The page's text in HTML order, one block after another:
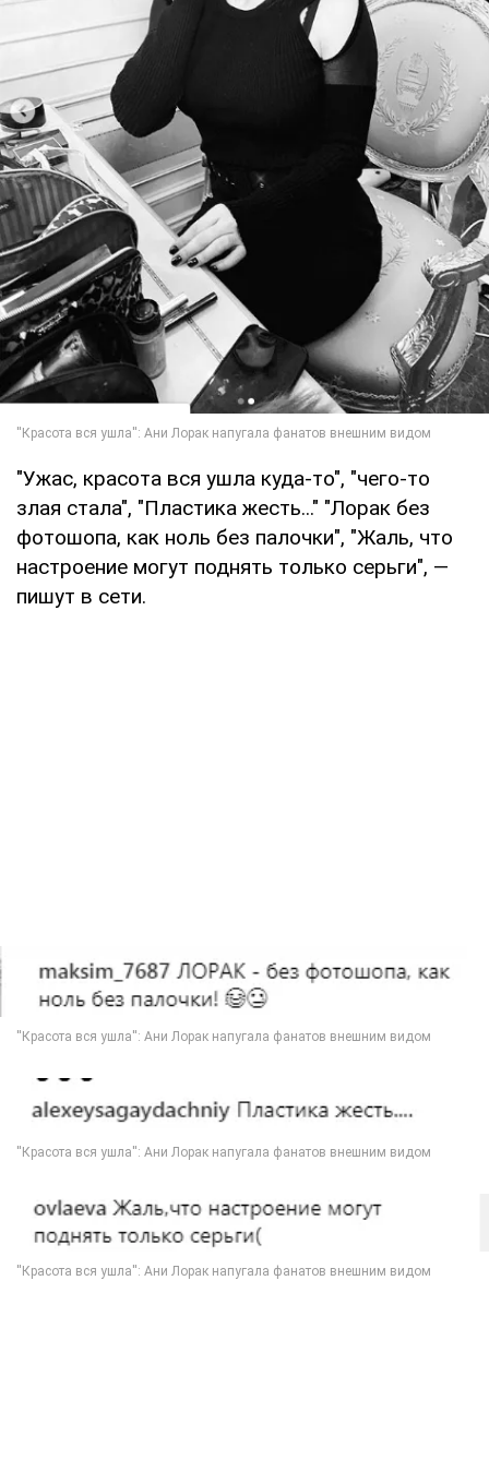
"Ужас, красота вся ушла куда-то", "чего-то
злая стала", "Пластика жесть..." "Лорак без
фотошопа, как ноль без палочки", "Жаль, что
настроение могут поднять только серьги", —
пишут в сети.